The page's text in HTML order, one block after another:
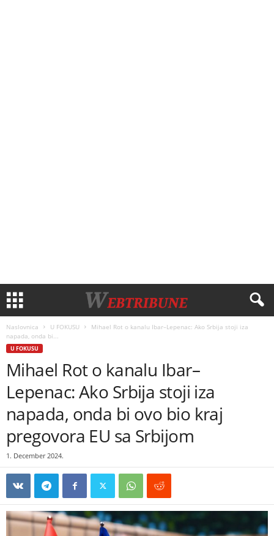
Naslovnica U FOKUSU
Mihael Rot o kanalu Ibar–Lepenac: Ako Srbija stoji iza
napada, onda bi...
U FOKUSU
Mihael Rot o kanalu Ibar–
Lepenac: Ako Srbija stoji iza
napada, onda bi ovo bio kraj
pregovora EU sa Srbijom
1. December 2024.